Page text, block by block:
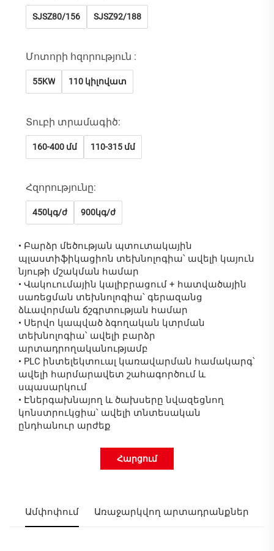
SJSZ80/156 SJSZ92/188
Մոտորի հզորություն :
55KW 110 կիլովատ
Տուբի տրամագիծ:
160-400 մմ 110-315 մմ
Հզորությունը:
450կգ/ժ 900կգ/ժ
• Բարձր մեծության պտուտակային
պլաստիֆիկացիոն տեխնոլոգիա՝ ավելի կայուն
նյութի մշակման համար
• Վակուումային կալիբրացում + հատվածային
սառեցման տեխնոլոգիա՝ գերազանց
ձևավորման ճշգրտության համար
• Սերվո կապված ձգողական կտրման
տեխնոլոգիա՝ ավելի բարձր
արտադրողականությամբ
• PLC ինտելեկտուալ կառավարման համակարգ՝
ավելի հարմարավետ շահագործում և
սպասարկում
• Էներգախնայող և ծախսերը նվազեցնող
կոնստրուկցիա՝ ավելի տնտեսական
ընդհանուր արժեք
Հարցում
Ամփոփում Առաջարկվող արտադրանքներ